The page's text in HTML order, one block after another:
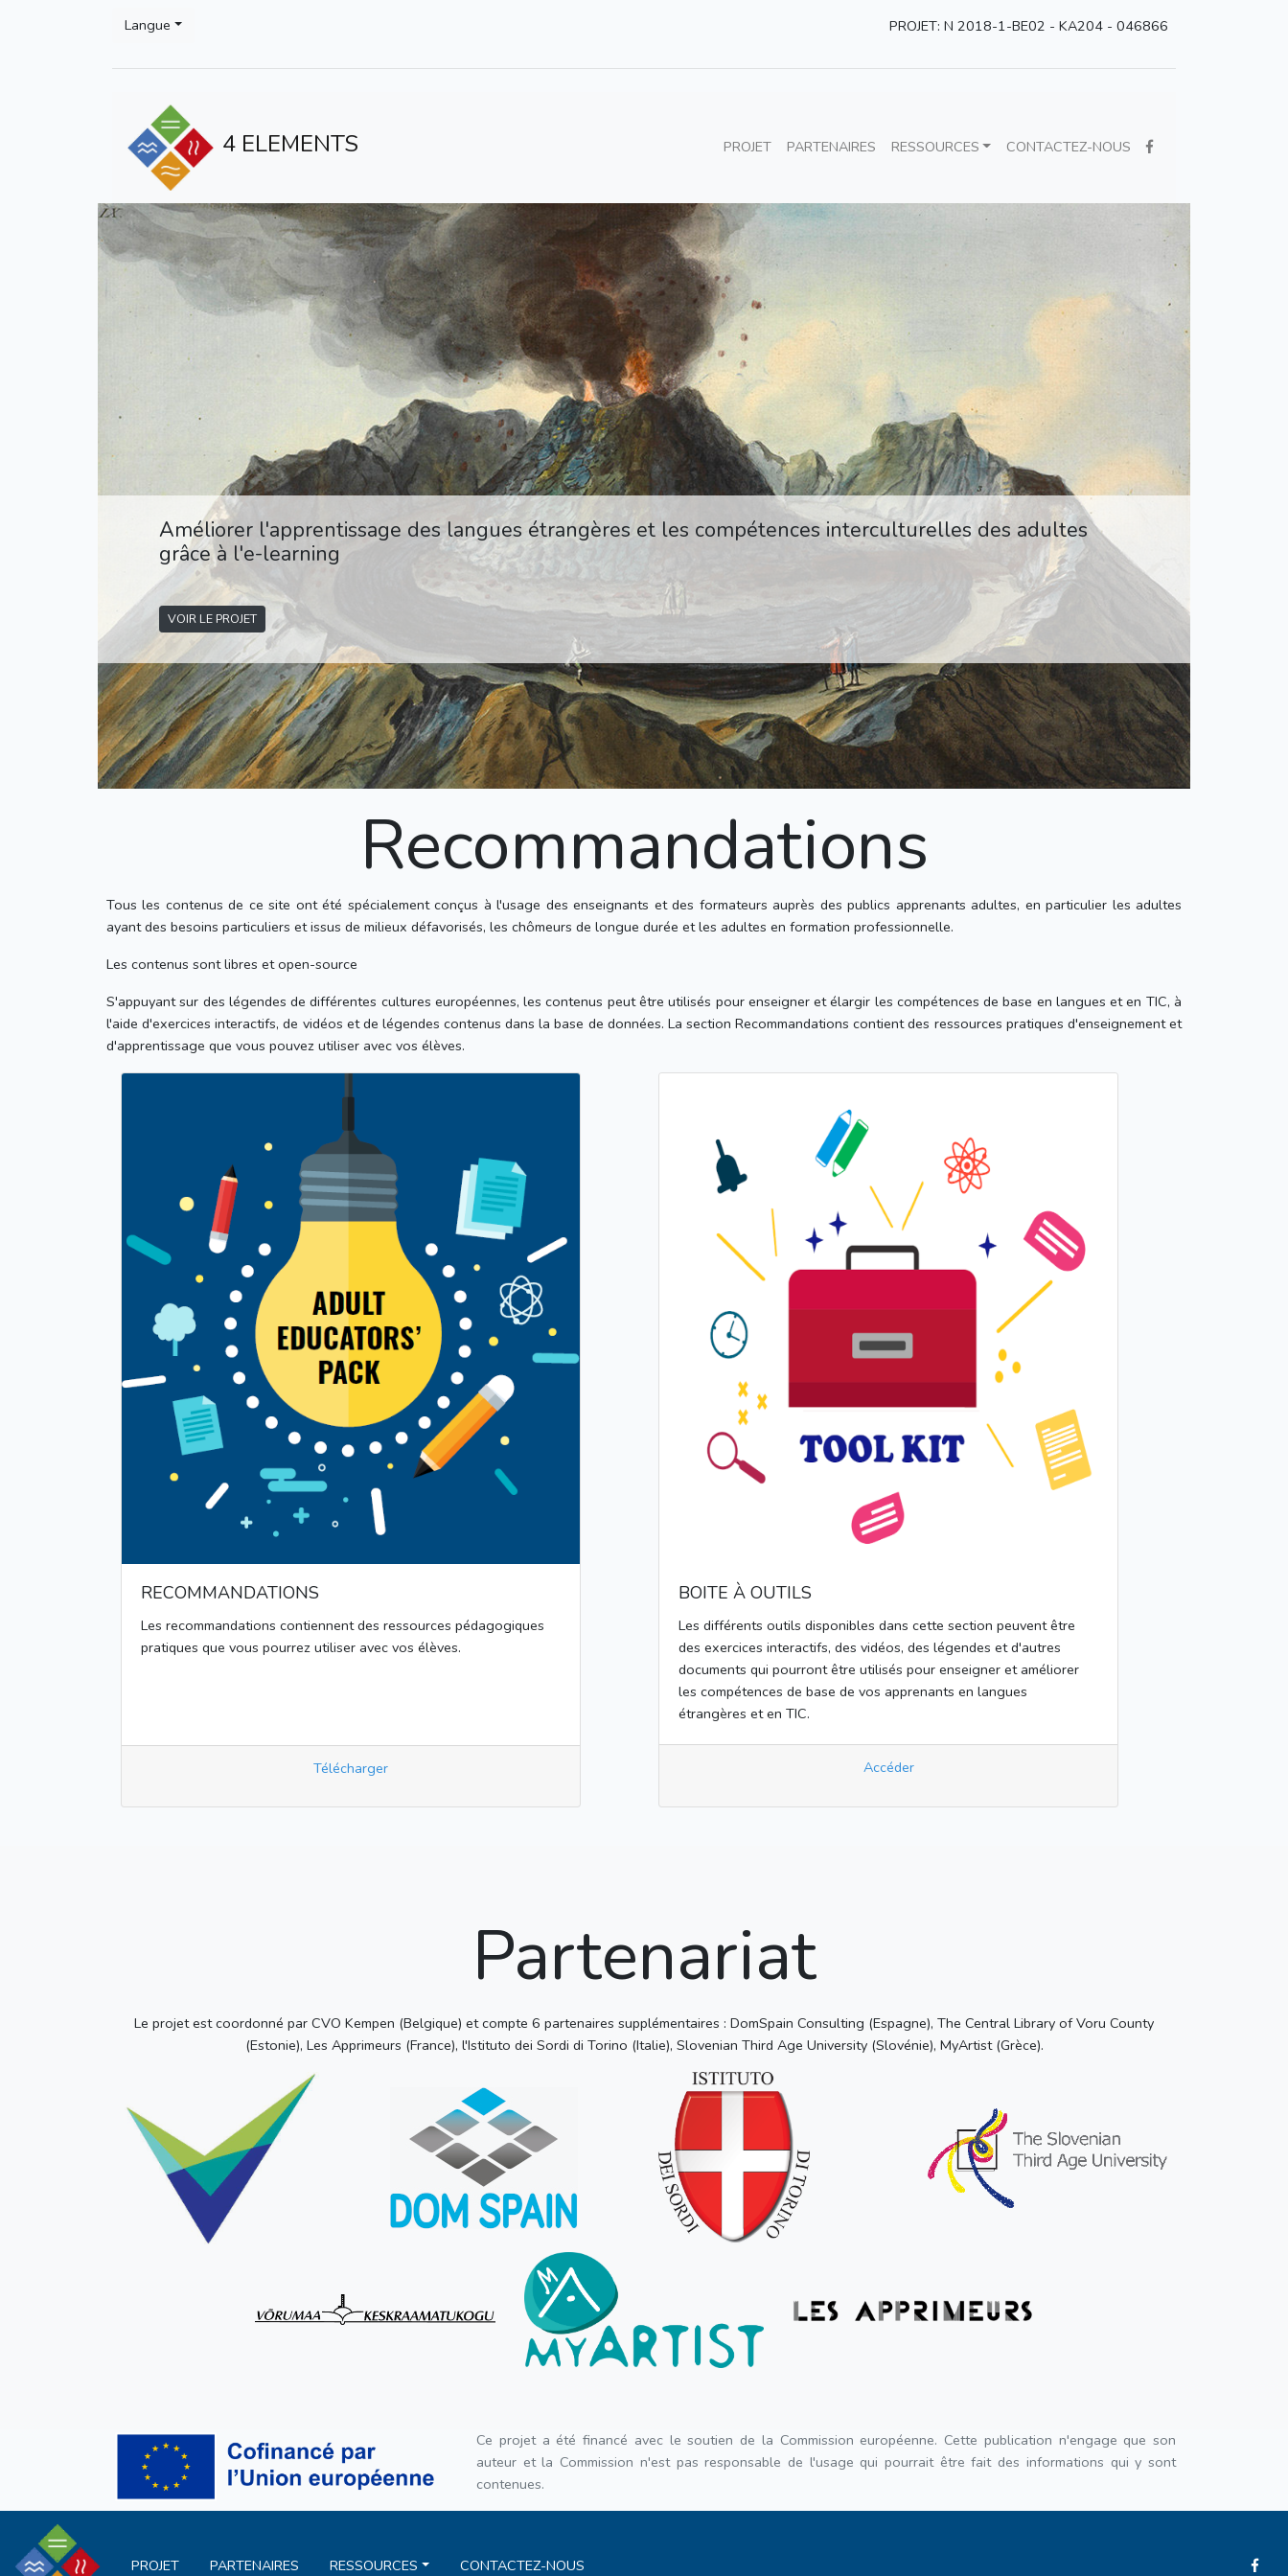
Langue PROJET: N 2018-1-BE02 - KA204 - 046866
4 ELEMENTS PROJET PARTENAIRES RESSOURCES CONTACTEZ-NOUS
Améliorer l'apprentissage des langues étrangères et les compétences interculturelles des adultes
grâce à l'e-learning
VOIR LE PROJET
Recommandations
Tous les contenus de ce site ont été spécialement conçus à l'usage des enseignants et des formateurs auprès des publics apprenants adultes, en particulier les adultes
ayant des besoins particuliers et issus de milieux défavorisés, les chômeurs de longue durée et les adultes en formation professionnelle.
Les contenus sont libres et open-source
S'appuyant sur des légendes de différentes cultures européennes, les contenus peut être utilisés pour enseigner et élargir les compétences de base en langues et en TIC, à
l'aide d'exercices interactifs, de vidéos et de légendes contenus dans la base de données. La section Recommandations contient des ressources pratiques d'enseignement et
d'apprentissage que vous pouvez utiliser avec vos élèves.
RECOMMANDATIONS
Les recommandations contiennent des ressources pédagogiques
pratiques que vous pourrez utiliser avec vos élèves.
Télécharger
BOITE À OUTILS
Les différents outils disponibles dans cette section peuvent être
des exercices interactifs, des vidéos, des légendes et d'autres
documents qui pourront être utilisés pour enseigner et améliorer
les compétences de base de vos apprenants en langues
étrangères et en TIC.
Accéder
Partenariat
Le projet est coordonné par CVO Kempen (Belgique) et compte 6 partenaires supplémentaires : DomSpain Consulting (Espagne), The Central Library of Voru County
(Estonie), Les Apprimeurs (France), l'Istituto dei Sordi di Torino (Italie), Slovenian Third Age University (Slovénie), MyArtist (Grèce).
Ce projet a été financé avec le soutien de la Commission européenne. Cette publication n'engage que son
auteur et la Commission n'est pas responsable de l'usage qui pourrait être fait des informations qui y sont
contenues.
PROJET PARTENAIRES RESSOURCES CONTACTEZ-NOUS